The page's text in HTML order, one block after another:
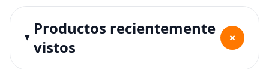
Productos recientemente
vistos
+